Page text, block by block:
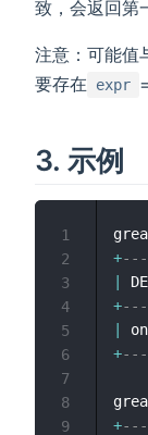
致，会返回第
注意：可能值
要存在
expr =
3. 示例
+
+
+
+
1
2
3
4
5
6
7
8
9